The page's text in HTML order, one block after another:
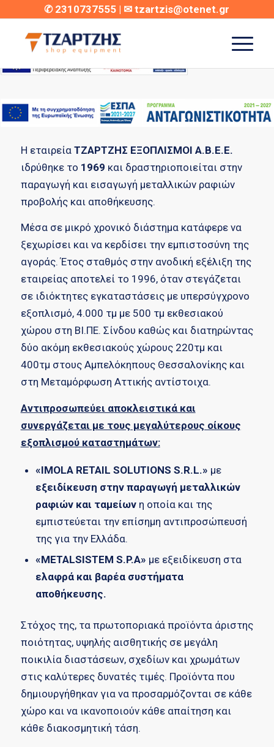
✆ 2310737555 | ✉tzartzis@otenet.gr
ΠΡΟΦΊΛ
H εταιρεία ΤΖΑΡΤΖΗΣ ΕΞΟΠΛΙΣΜΟΙ Α.Β.Ε.Ε.
ιδρύθηκε το 1969 και δραστηριοποιείται στην
παραγωγή και εισαγωγή μεταλλικών ραφιών
προβολής και αποθήκευσης.
Mέσα σε μικρό χρονικό διάστημα κατάφερε να
ξεχωρίσει και να κερδίσει την εμπιστοσύνη της
αγοράς. Έτος σταθμός στην ανοδική εξέλιξη της
εταιρείας αποτελεί το 1996, όταν στεγάζεται
σε ιδιόκτητες εγκαταστάσεις με υπερσύγχρονο
εξοπλισμό, 4.000 τμ με 500 τμ εκθεσιακού
χώρου στη ΒΙ.ΠΕ. Σίνδου καθώς και διατηρώντας
δύο ακόμη εκθεσιακούς χώρους 220τμ και
400τμ στους Αμπελόκηπους Θεσσαλονίκης και
στη Μεταμόρφωση Αττικής αντίστοιχα.
Αντιπροσωπεύει αποκλειστικά και
συνεργάζεται με τους μεγαλύτερους οίκους
εξοπλισμού καταστημάτων:
«IMOLA RETAIL SOLUTIONS S.R.L.» με
εξειδίκευση στην παραγωγή μεταλλικών
ραφιών και ταμείων η οποία και της
εμπιστεύεται την επίσημη αντιπροσώπευσή
της για την Ελλάδα.
«METALSISTEM S.P.A» με εξειδίκευση στα
ελαφρά και βαρέα συστήματα
αποθήκευσης.
Στόχος της, τα πρωτοποριακά προϊόντα άριστης
ποιότητας, υψηλής αισθητικής σε μεγάλη
ποικιλία διαστάσεων, σχεδίων και χρωμάτων
στις καλύτερες δυνατές τιμές. Προϊόντα που
δημιουργήθηκαν για να προσαρμόζονται σε κάθε
χώρο και να ικανοποιούν κάθε απαίτηση και
κάθε διακοσμητική τάση.